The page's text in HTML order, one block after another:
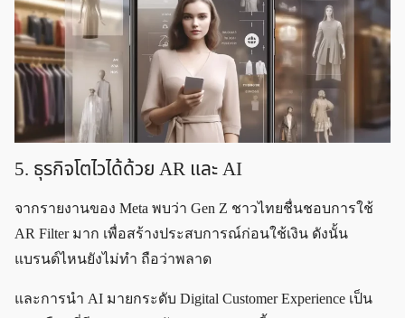
5. ธุรกิจโตไวได้ด้วย AR และ AI
จากรายงานของ Meta พบว่า Gen Z ชาวไทยชื่นชอบการใช้
AR Filter มาก เพื่อสร้างประสบการณ์ก่อนใช้เงิน ดังนั้น
แบรนด์ไหนยังไม่ทำ ถือว่าพลาด
และการนำ AI มายกระดับ Digital Customer Experience เป็น